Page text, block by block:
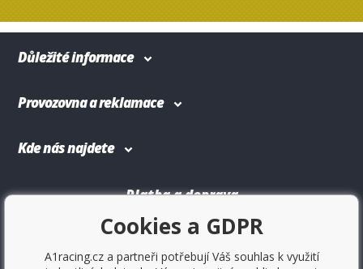
Důležité informace
Provozovna a reklamace
Kde nás najdete
Platba a doprava
Cookies a GDPR
A1racing.cz a partneři potřebují Váš souhlas k využití